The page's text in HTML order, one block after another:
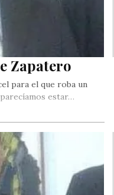
Zapatero
para el que roba un
estar…